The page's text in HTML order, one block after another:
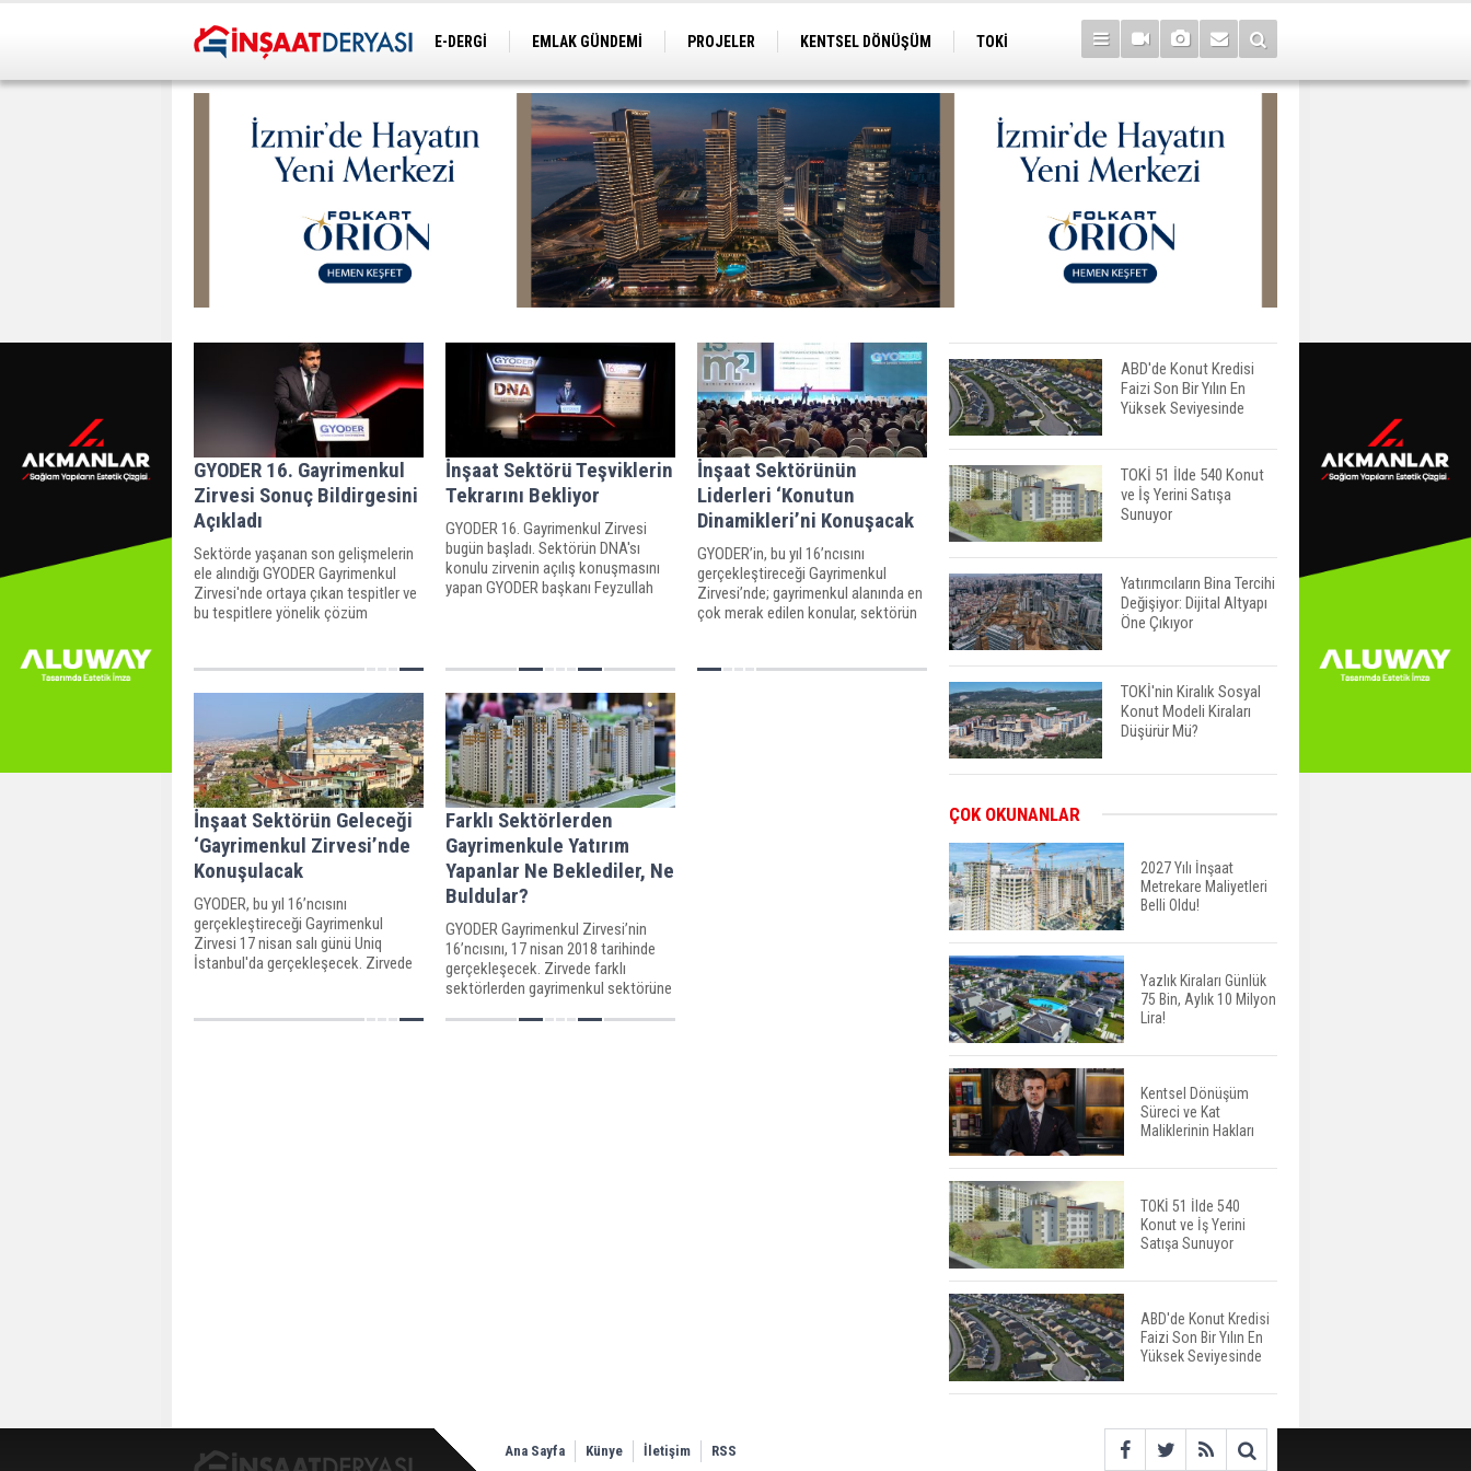
E-DERGİ EMLAK GÜNDEMİ PROJELER KENTSEL DÖNÜŞÜM
TOKİ
GYODER 16. Gayrimenkul
Zirvesi Sonuç Bildirgesini
Açıkladı
Sektörde yaşanan son gelişmelerin
ele alındığı GYODER Gayrimenkul
Zirvesi'nde ortaya çıkan tespitler ve
bu tespitlere yönelik çözüm
paylaşıldı.
İnşaat Sektörü Teşviklerin
Tekrarını Bekliyor
GYODER 16. Gayrimenkul Zirvesi
bugün başladı. Sektörün DNA'sı
konulu zirvenin açılış konuşmasını
yapan GYODER başkanı Feyzullah
İnşaat Sektörünün
Liderleri ‘Konutun
Dinamikleri’ni Konuşacak
GYODER’in, bu yıl 16’ncısını
gerçekleştireceği Gayrimenkul
Zirvesi’nde; gayrimenkul alanında en
çok merak edilen konular, sektörün
İnşaat Sektörün Geleceği
‘Gayrimenkul Zirvesi’nde
Konuşulacak
GYODER, bu yıl 16’ncısını
gerçekleştireceği Gayrimenkul
Zirvesi 17 nisan salı günü Uniq
İstanbul'da gerçekleşecek. Zirvede
Farklı Sektörlerden
Gayrimenkule Yatırım
Yapanlar Ne Beklediler, Ne
Buldular?
GYODER Gayrimenkul Zirvesi’nin
16’ncısını, 17 nisan 2018 tarihinde
gerçekleşecek. Zirvede farklı
sektörlerden gayrimenkul sektörüne
ABD'de Konut Kredisi
Faizi Son Bir Yılın En
Yüksek Seviyesinde
TOKİ 51 İlde 540 Konut
ve İş Yerini Satışa
Sunuyor
Yatırımcıların Bina Tercihi
Değişiyor: Dijital Altyapı
Öne Çıkıyor
TOKİ'nin Kiralık Sosyal
Konut Modeli Kiraları
Düşürür Mü?
Yüzde 16,2 Arttı
Konut Satışları Güçlü
Seyrini Korudu Yabancıya
Satış Geriledi
ABD'de İnşaat
Harcamaları Geriledi
Tercih Döneminde
Aileden Miras Kalan Ev
Nasıl Satılır?
İstanbul'da 15 Bin Kiralık
Sosyal Konut Eylülde
Kiraya Verilecek
ÇOK OKUNANLAR
2027 Yılı İnşaat
Metrekare Maliyetleri
Belli Oldu!
Yazlık Kiraları Günlük
75 Bin, Aylık 10 Milyon
Lira!
Kentsel Dönüşüm
Süreci ve Kat
Maliklerinin Hakları
TOKİ 51 İlde 540
Konut ve İş Yerini
Satışa Sunuyor
ABD'de Konut Kredisi
Faizi Son Bir Yılın En
Yüksek Seviyesinde
Ana Sayfa Künye İletişim RSS